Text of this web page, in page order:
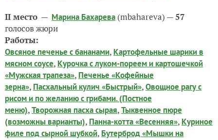
II место — Марина Бахарева (mbahareva) —57
голосов жюри
Работы:
Овсяное печенье с бананами, Картофельные шарики в
мясном соусе, Курочка с луком-пореем и картошечкой
«Мужская трапеза», Печенье «Кофейные
зерна», Пасхальный кулич «Быстрый»,Овощное рагу с
рисом и по желанию с грибами. (Постное
меню),Творожная пасха сырая,Тыквенное пюре
(возможны варианты), Панна-котта «Весенняя», Куриное
филе под сырной шубкой, Бутерброд «Мышки на